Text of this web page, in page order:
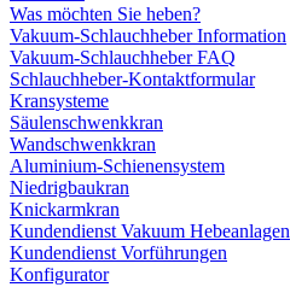
Was möchten Sie heben?
Vakuum-Schlauchheber Information
Vakuum-Schlauchheber FAQ
Schlauchheber-Kontaktformular
Kransysteme
Säulenschwenkkran
Wandschwenkkran
Aluminium-Schienensystem
Niedrigbaukran
Knickarmkran
Kundendienst Vakuum Hebeanlagen
Kundendienst Vorführungen
Konfigurator